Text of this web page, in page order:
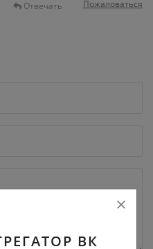
Отвечать Пожаловаться
ВК